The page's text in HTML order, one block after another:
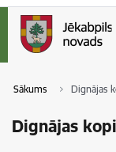
Sākums Dignājas
Dignājas